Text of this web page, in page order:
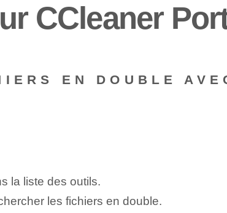
CCleaner
EN DOUBLE
la liste des outils.
les fichiers en double.